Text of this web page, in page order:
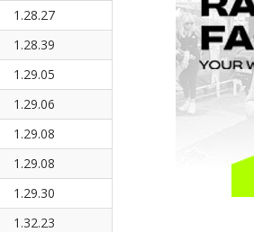
1.28.27
1.28.39
1.29.05
1.29.06
1.29.08
1.29.08
1.29.30
1.32.23